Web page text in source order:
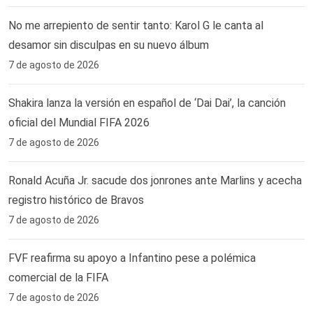
No me arrepiento de sentir tanto: Karol G le canta al
desamor sin disculpas en su nuevo álbum
7 de agosto de 2026
Shakira lanza la versión en español de ‘Dai Dai’, la canción
oficial del Mundial FIFA 2026
7 de agosto de 2026
Ronald Acuña Jr. sacude dos jonrones ante Marlins y acecha
registro histórico de Bravos
7 de agosto de 2026
FVF reafirma su apoyo a Infantino pese a polémica
comercial de la FIFA
7 de agosto de 2026